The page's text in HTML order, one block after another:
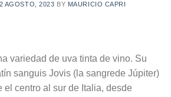
AGOSTO, 2023 BY MAURICIO CAPRI
variedad de uva tinta de vino. Su
sanguis Jovis (la sangrede Júpiter)
el centro al sur de Italia, desde